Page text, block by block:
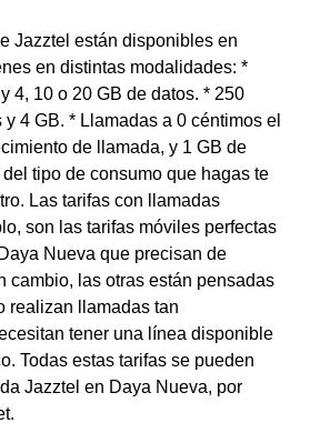
Jazztel están disponibles en
en distintas modalidades: *
4, 10 o 20 GB de datos. * 250
4 GB. * Llamadas a 0 céntimos el
de llamada, y 1 GB de
tipo de consumo que hagas te
Las tarifas con llamadas
son las tarifas móviles perfectas
Nueva que precisan de
cambio, las otras están pensadas
realizan llamadas tan
tener una línea disponible
Todas estas tarifas se pueden
Jazztel en Daya Nueva, por